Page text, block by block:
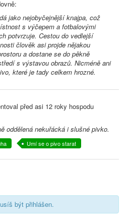
jako nejobyčejnější knajpa, což
s výčepem a fotbalovými
potvrzuje. Cestou do vedlejší
člověk asi projde nějakou
a dostane se do pěkně
s výstavou obrazů. Nicméně ani
které je tady celkem hrozné.
před asi 12 roky hospodu
oddělená nekuřácká i slušné pivko.
Umí se o pivo starat
být přihlášen.